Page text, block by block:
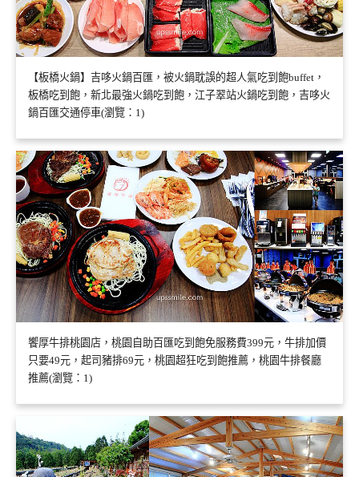
【板橋火鍋】吉哆火鍋百匯，被火鍋耽誤的超人氣吃到飽buffet，
板橋吃到飽，新北最強火鍋吃到飽，江子翠站火鍋吃到飽，吉哆火
鍋百匯交通停車(瀏覽：1)
饗厚牛排桃園店，桃園自助百匯吃到飽免服務費399元，牛排加價
只要49元，起司豬排69元，桃園超狂吃到飽推薦，桃園牛排餐廳
推薦(瀏覽：1)